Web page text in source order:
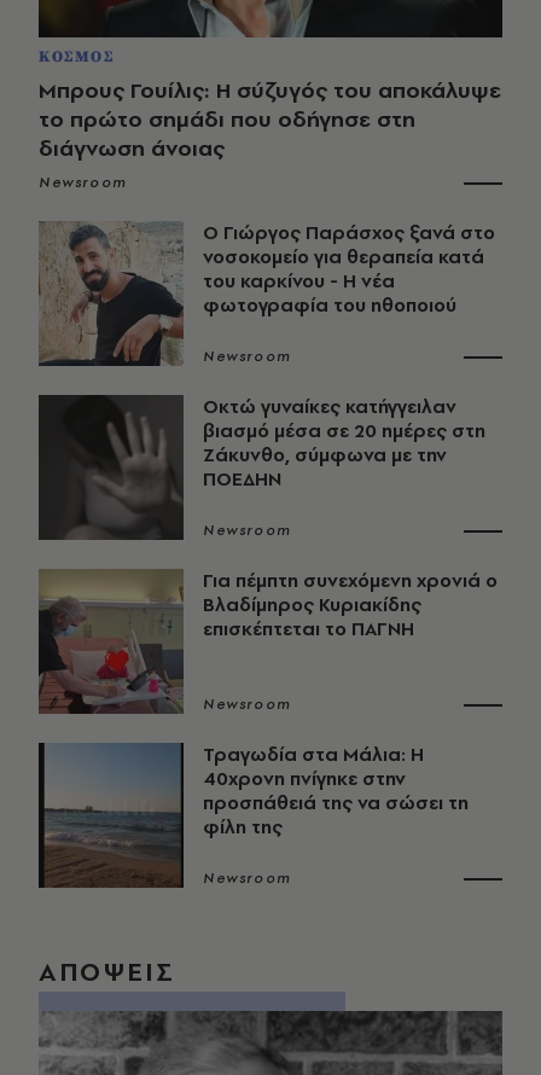
ΚΟΣΜΟΣ
Μπρους Γουίλις: Η σύζυγός του αποκάλυψε
το πρώτο σημάδι που οδήγησε στη
διάγνωση άνοιας
Newsroom
O Γιώργος Παράσχος ξανά στο
νοσοκομείο για θεραπεία κατά
του καρκίνου - Η νέα
φωτογραφία του ηθοποιού
Newsroom
Οκτώ γυναίκες κατήγγειλαν
βιασμό μέσα σε 20 ημέρες στη
Ζάκυνθο, σύμφωνα με την
ΠΟΕΔΗΝ
Newsroom
Για πέμπτη συνεχόμενη χρονιά ο
Βλαδίμηρος Κυριακίδης
επισκέπτεται το ΠΑΓΝΗ
Newsroom
Τραγωδία στα Μάλια: Η
40χρονη πνίγηκε στην
προσπάθειά της να σώσει τη
φίλη της
Newsroom
ΑΠΟΨΕΙΣ